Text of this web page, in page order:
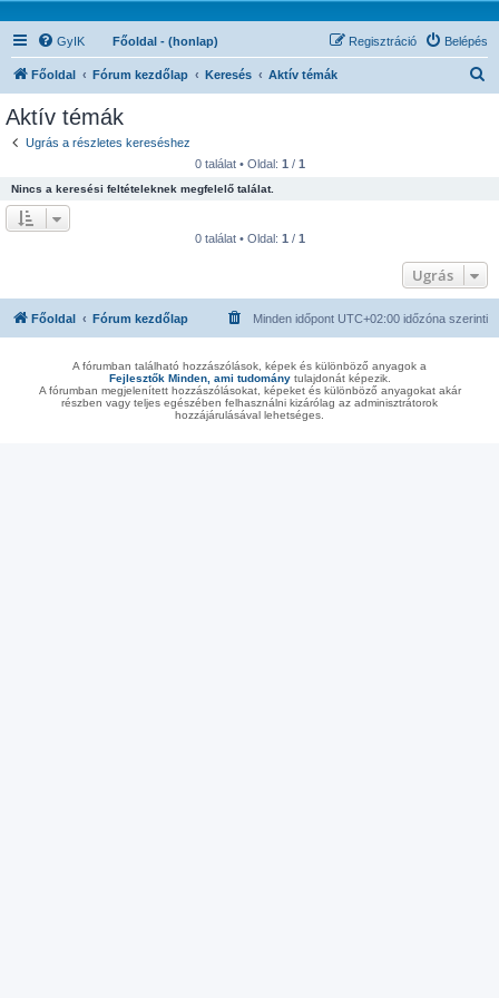
GyIK Főoldal - (honlap) Belépés
Regisztráció
Főoldal Fórum kezdőlap Keresés Aktív témák
Aktív témák
Ugrás a részletes kereséshez
0 találat • Oldal: 1 / 1
Nincs a keresési feltételeknek megfelelő találat.
0 találat • Oldal: 1 / 1
Ugrás
Főoldal Fórum kezdőlap Minden időpont UTC+02:00 időzóna szerinti
A fórumban található hozzászólások, képek és különböző anyagok a
Fejlesztők Minden, ami tudománytulajdonát képezik.
A fórumban megjelenített hozzászólásokat, képeket és különböző anyagokat akár
részben vagy teljes egészében felhasználni kizárólag az adminisztrátorok
hozzájárulásával lehetséges.